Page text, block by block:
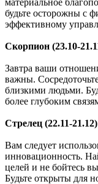
будьте осторожны с
эффективному
Скорпион (23.10-
Завтра ваши
важны.
близкими людьми.
более глубоким
Стрелец (22.11-21.12)
Вам следует
инновационность.
целей и не бойтесь
Будьте открыты для